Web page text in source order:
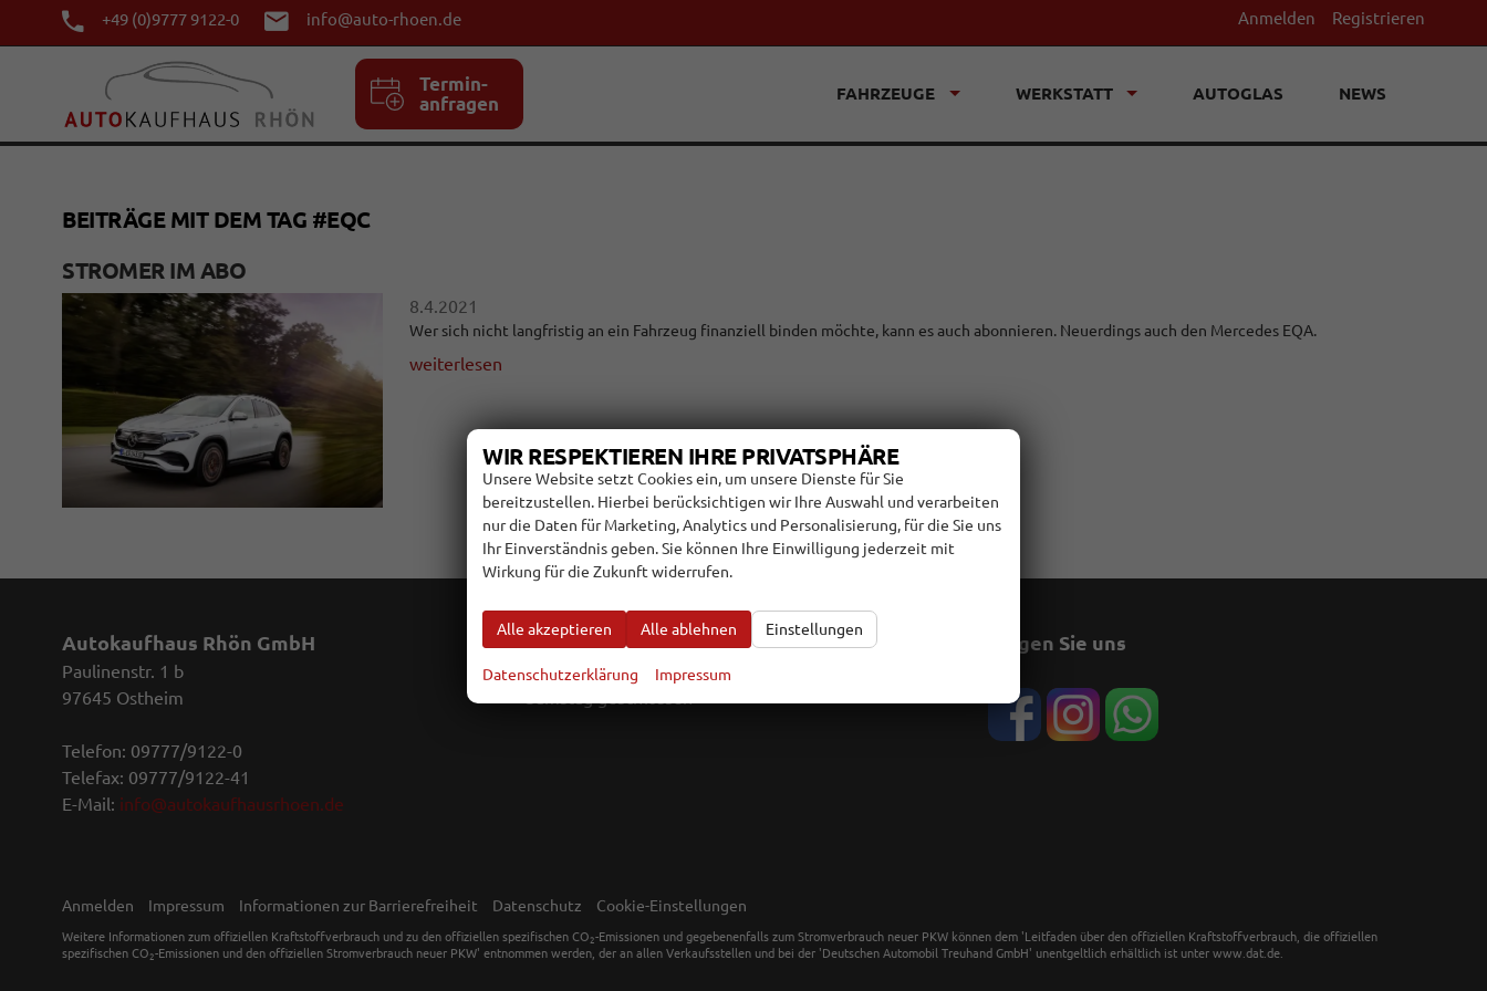
+49 (0)9777 9122-0 info@auto-rhoen.de Anmelden Registrieren
Termin-
anfragen
FAHRZEUGE WERKSTATT AUTOGLAS NEWS
BEITRÄGE MIT DEM TAG #EQC
STROMER IM ABO
8.4.2021
Wer sich nicht langfristig an ein Fahrzeug finanziell binden möchte, kann es auch abonnieren. Neuerdings auch den Mercedes EQA.
weiterlesen
Autokaufhaus Rhön GmbH
Paulinenstr. 1 b
97645 Ostheim
Telefon: 09777/9122-0
Telefax: 09777/9122-41
E-Mail: info@autokaufhausrhoen.de
Öffnungszeiten
Montag bis Freitag 07:30-18:00 Uhr
Folgen Sie uns
Anmelden Impressum Informationen zur Barrierefreiheit Datenschutz Cookie-Einstellungen
Weitere Informationen zum offiziellen Kraftstoffverbrauch und zu den offiziellen spezifischen CO 2-Emissionen und gegebenenfalls zum Stromverbrauch neuer PKW können dem 'Leitfaden über den offiziellen Kraftstoffverbrauch, die offiziellen
spezifischen CO 2-Emissionen und den offiziellen Stromverbrauch neuer PKW' entnommen werden, der an allen Verkaufsstellen und bei der 'Deutschen Automobil Treuhand GmbH' unentgeltlich erhältlich ist unter www.dat.de.
WIR RESPEKTIEREN IHRE PRIVATSPHÄRE
Unsere Website setzt Cookies ein, um unsere Dienste für Sie
bereitzustellen. Hierbei berücksichtigen wir Ihre Auswahl und verarbeiten
nur die Daten für Marketing, Analytics und Personalisierung, für die Sie uns
Ihr Einverständnis geben. Sie können Ihre Einwilligung jederzeit mit
Wirkung für die Zukunft widerrufen.
Alle akzeptieren Alle ablehnen Einstellungen
Datenschutzerklärung Impressum